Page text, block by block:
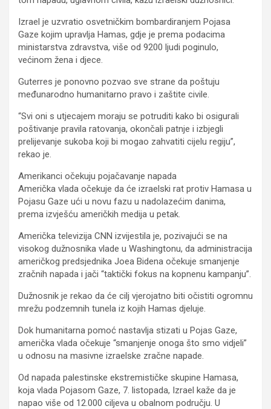
Izrael je uzvratio osvetničkim bombardiranjem Pojasa
Gaze kojim upravlja Hamas, gdje je prema podacima
ministarstva zdravstva, više od 9200 ljudi poginulo,
većinom žena i djece.
Guterres je ponovno pozvao sve strane da poštuju
međunarodno humanitarno pravo i zaštite civile.
“Svi oni s utjecajem moraju se potruditi kako bi osigurali
poštivanje pravila ratovanja, okončali patnje i izbjegli
prelijevanje sukoba koji bi mogao zahvatiti cijelu regiju”,
rekao je.
Amerikanci očekuju pojačavanje napada
Američka vlada očekuje da će izraelski rat protiv Hamasa u
Pojasu Gaze ući u novu fazu u nadolazećim danima,
prema izvješću američkih medija u petak.
Američka televizija CNN izvijestila je, pozivajući se na
visokog dužnosnika vlade u Washingtonu, da administracija
američkog predsjednika Joea Bidena očekuje smanjenje
zračnih napada i jači “taktički fokus na kopnenu kampanju”.
Dužnosnik je rekao da će cilj vjerojatno biti očistiti ogromnu
mrežu podzemnih tunela iz kojih Hamas djeluje.
Dok humanitarna pomoć nastavlja stizati u Pojas Gaze,
američka vlada očekuje “smanjenje onoga što smo vidjeli”
u odnosu na masivne izraelske zračne napade.
Od napada palestinske ekstremističke skupine Hamasa,
koja vlada Pojasom Gaze, 7. listopada, Izrael kaže da je
napao više od 12.000 ciljeva u obalnom području. U